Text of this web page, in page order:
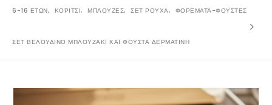
6-16 ΕΤΏΝ, ΚΟΡΊΤΣΙ, ΜΠΛΟΎΖΕΣ, ΣΕΤ ΡΟΎΧΑ, ΦΟΡΈΜΑΤΑ-ΦΟΎΣΤΕΣ
ΣΕΤ ΒΕΛΟΎΔΙΝΟ ΜΠΛΟΥΖΆΚΙ ΚΑΙ ΦΟΎΣΤΑ ΔΕΡΜΑΤΊΝΗ